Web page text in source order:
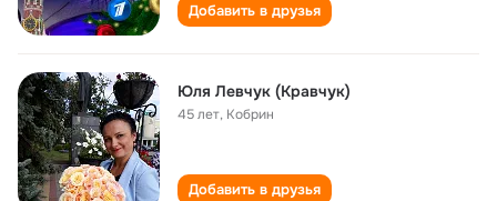
Добавить в друзья
Юля Левчук (Кравчук)
45 лет, Кобрин
Добавить в друзья